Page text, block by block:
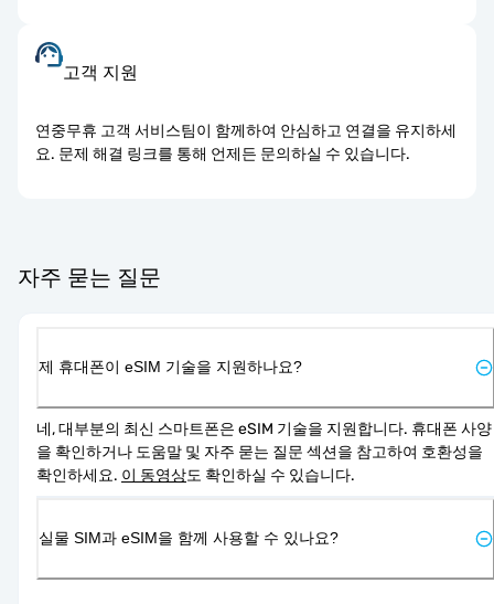
고객 지원
연중무휴 고객 서비스팀이 함께하여 안심하고 연결을 유지하세
요. 문제 해결 링크를 통해 언제든 문의하실 수 있습니다.
자주 묻는 질문
제 휴대폰이 eSIM 기술을 지원하나요?
네, 대부분의 최신 스마트폰은 eSIM 기술을 지원합니다. 휴대폰 사양
을 확인하거나 도움말 및 자주 묻는 질문 섹션을 참고하여 호환성을
확인하세요. 이 동영상도 확인하실 수 있습니다.
실물 SIM과 eSIM을 함께 사용할 수 있나요?